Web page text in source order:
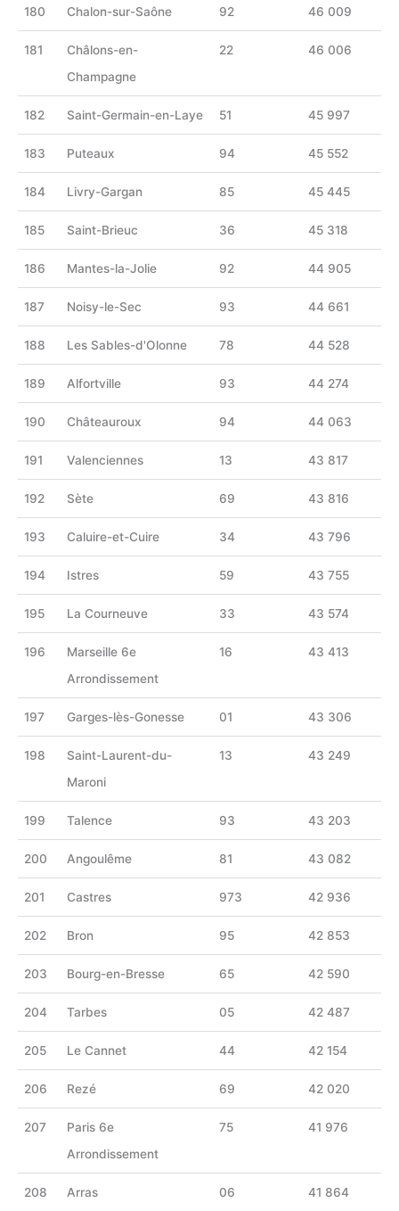
180 Chalon-sur-Saône 92 46 009
181
Châlons-en-
Champagne
22 46 006
182 Saint-Germain-en-Laye 51 45 997
183 Puteaux 94 45 552
184 Livry-Gargan 85 45 445
185 Saint-Brieuc 36 45 318
186 Mantes-la-Jolie 92 44 905
187 Noisy-le-Sec 93 44 661
188 Les Sables-d'Olonne 78 44 528
189 Alfortville 93 44 274
190 Châteauroux 94 44 063
191 Valenciennes 13 43 817
192 Sète 69 43 816
193 Caluire-et-Cuire 34 43 796
194 Istres 59 43 755
195 La Courneuve 33 43 574
196
Marseille 6e
Arrondissement
16 43 413
197 Garges-lès-Gonesse 01 43 306
198
Saint-Laurent-du-
Maroni
13 43 249
199 Talence 93 43 203
200 Angoulême 81 43 082
201 Castres 973 42 936
202 Bron 95 42 853
203 Bourg-en-Bresse 65 42 590
204 Tarbes 05 42 487
205 Le Cannet 44 42 154
206 Rezé 69 42 020
207
Paris 6e
Arrondissement
75 41 976
208 Arras 06 41 864